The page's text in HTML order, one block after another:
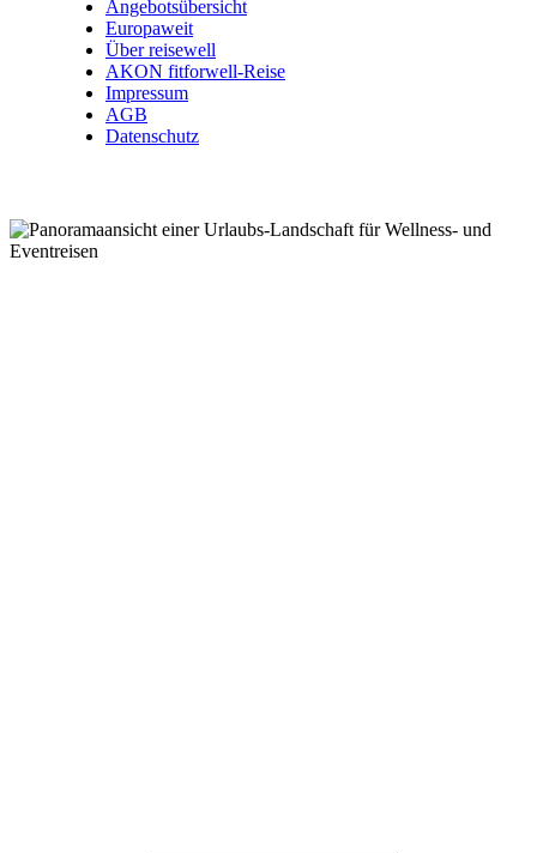
Angebotsübersicht
Europaweit
Über reisewell
AKON fitforwell-Reise
Impressum
AGB
Datenschutz